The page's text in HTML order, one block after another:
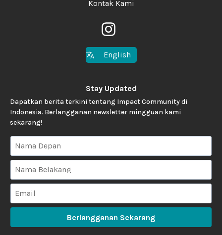
Kontak Kami
English
Stay Updated
Dapatkan berita terkini tentang Impact Community di
Indonesia. Berlangganan newsletter mingguan kami
sekarang!
Berlangganan Sekarang